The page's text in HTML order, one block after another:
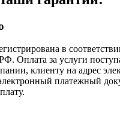
в
Оплата за услуги
клиенту на адрес
платежный